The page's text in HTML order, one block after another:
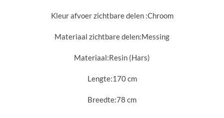
Kleur afvoer zichtbare delen :Chroom
Materiaal zichtbare delen:Messing
Materiaal:Resin (Hars)
Lengte:170 cm
Breedte:78 cm